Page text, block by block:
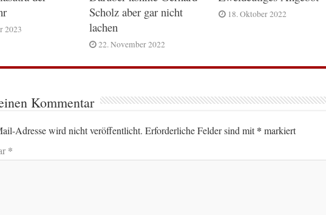
2023
Scholz aber gar nicht
lachen
22. November 2022
18. Oktober 2022
Kommentar
Adresse wird nicht veröffentlicht. Erforderliche Felder sind mit* markiert
*